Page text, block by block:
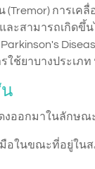
(Tremor) การเ
ะสามารถเกิดขึ้
ใช้ยาบางประเภ
ออกมาในลักษณ
ในขณะที่อยู่ในส